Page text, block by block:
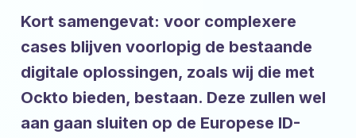
Kort samengevat: voor complexere
cases blijven voorlopig de bestaande
digitale oplossingen, zoals wij die met
Ockto bieden, bestaan. Deze zullen wel
aan gaan sluiten op de Europese ID-